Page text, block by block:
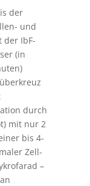
der
und
der IbF-
(in
durch
mit nur 2
bis 4-
Zell-
–